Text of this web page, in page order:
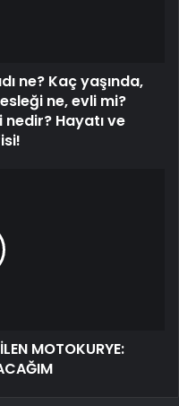
ne? Kaç yaşında,
ne, evli mi?
Hayatı ve
MOTOKURYE: